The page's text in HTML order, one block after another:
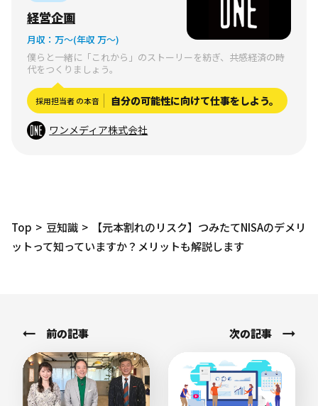
経営企画
月収： 万〜(年収 万〜)
僕らと一緒に「これから」のストーリーを紡ぎ、共感経済の時
代をつくりましょう。
採用担当者 の本音 自分の可能性に向けて仕事をしよう。
ワンメディア株式会社
Top 豆知識
【元本割れのリスク】つみたてNISAのデメリ
ットって知っていますか？メリットも解説します
前の記事 次の記事